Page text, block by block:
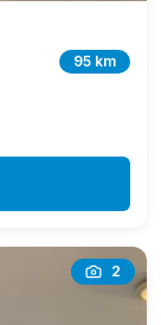
95 km
2